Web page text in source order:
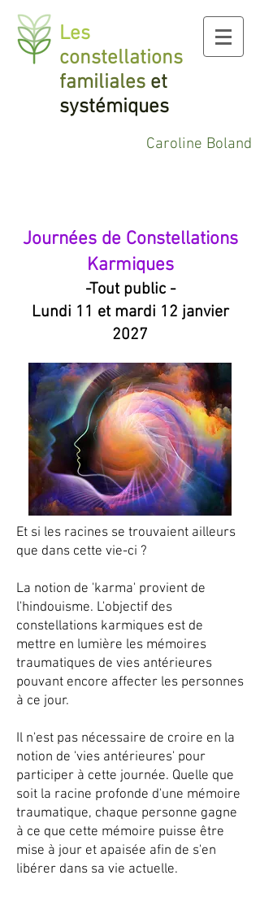
Les
constellations
familiales et
systémiques
Caroline Boland
Journées de Constellations
Karmiques
-Tout public -
Lundi 11 et mardi 12 janvier
2027
Et si les racines se trouvaient ailleurs
que dans cette vie-ci ?
La notion de 'karma' provient de
l'hindouisme. L'objectif des
constellations karmiques est de
mettre en lumière les mémoires
traumatiques de vies antérieures
pouvant encore affecter les personnes
à ce jour.
Il n'est pas nécessaire de croire en la
notion de 'vies antérieures' pour
participer à cette journée. Quelle que
soit la racine profonde d'une mémoire
traumatique, chaque personne gagne
à ce que cette mémoire puisse être
mise à jour et apaisée afin de s'en
libérer dans sa vie actuelle.